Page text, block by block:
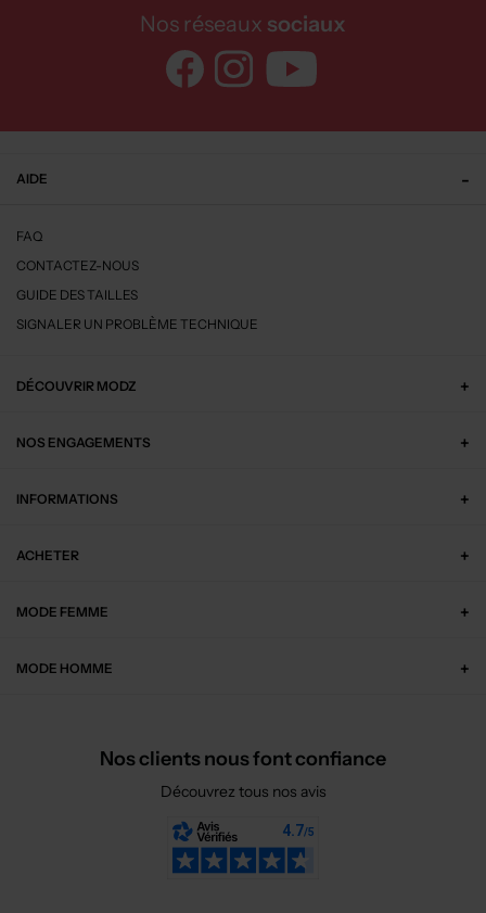
Nos réseaux sociaux
AIDE
FAQ
CONTACTEZ-NOUS
GUIDE DES TAILLES
SIGNALER UN PROBLÈME TECHNIQUE
DÉCOUVRIR MODZ
NOS ENGAGEMENTS
INFORMATIONS
ACHETER
MODE FEMME
MODE HOMME
Nos clients nous font confiance
Découvrez tous nos avis